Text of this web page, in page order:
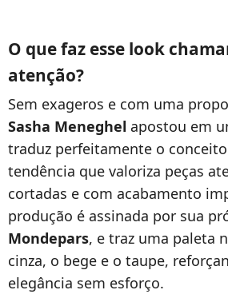
O que faz esse look
atenção?
Sem exageros e com uma
Sasha Meneghel apostou em
traduz perfeitamente o
tendência que valoriza peças
cortadas e com acabamento
produção é assinada por sua
Mondepars, e traz uma paleta
cinza, o bege e o taupe,
elegância sem esforço.